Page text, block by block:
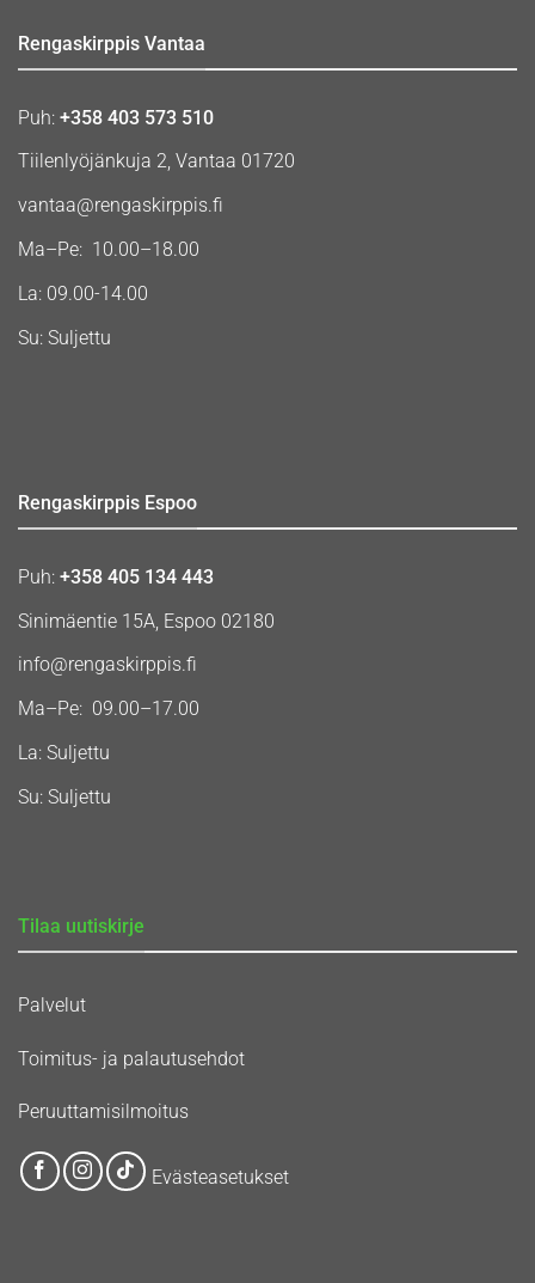
Rengaskirppis Vantaa
Puh: +358 403 573 510
Tiilenlyöjänkuja 2, Vantaa 01720
vantaa@rengaskirppis.fi
Ma–Pe: 10.00–18.00
La: 09.00-14.00
Su: Suljettu
Rengaskirppis Espoo
Puh: +358 405 134 443
Sinimäentie 15A, Espoo 02180
info@rengaskirppis.fi
Ma–Pe: 09.00–17.00
La: Suljettu
Su: Suljettu
Tilaa uutiskirje
Palvelut
Toimitus- ja palautusehdot
Peruuttamisilmoitus
Evästeasetukset